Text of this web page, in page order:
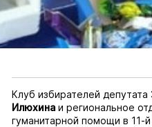
Клуб избирателей
Илюхинаи региональное
гуманитарной помощи в 11-